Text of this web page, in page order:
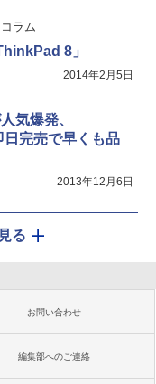
ラム
8」
2014年2月5日
気爆発、
完売で早くも品
2013年12月6日
る
お問い合わせ
編集部へのご連絡